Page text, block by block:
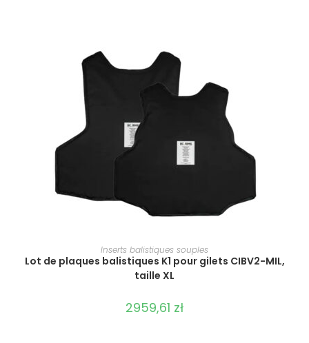
SÉLECTIONNER LES OPTIONS
Inserts balistiques souples
Lot de plaques balistiques K1 pour gilets CIBV2-MIL,
taille XL
2959,61 zł